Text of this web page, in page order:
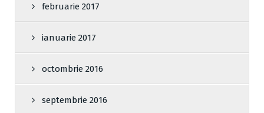
februarie 2017
ianuarie 2017
octombrie 2016
septembrie 2016